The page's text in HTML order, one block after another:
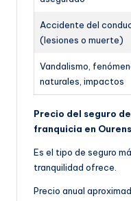
Accidente del
(lesiones o muerte)
Vandalismo,
naturales, impactos
Precio del seguro
franquicia en
Es el tipo de seguro
tranquilidad ofrece.
Precio anual